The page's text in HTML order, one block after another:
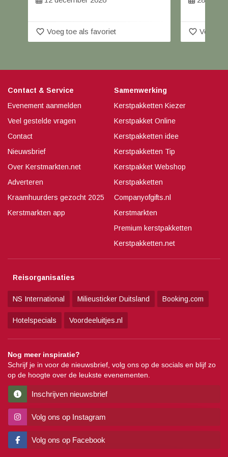
favorite_border Voeg toe als favoriet favorite_border Voeg
Contact & Service
Evenement aanmelden
Veel gestelde vragen
Contact
Nieuwsbrief
Over Kerstmarkten.net
Adverteren
Kraamhuurders gezocht 2025
Kerstmarkten app
Samenwerking
Kerstpakketten Kiezer
Kerstpakket Online
Kerstpakketten idee
Kerstpakketten Tip
Kerstpakket Webshop
Kerstpakketten
Companyofgifts.nl
Kerstmarkten
Premium kerstpakketten
Kerstpakketten.net
Reisorganisaties
NS International Milieusticker Duitsland Booking.com
Hotelspecials Voordeeluitjes.nl
Nog meer inspiratie?
Schrijf je in voor de nieuwsbrief, volg ons op de socials en blijf zo
op de hoogte over de leukste evenementen.
Inschrijven nieuwsbrief
Volg ons op Instagram
Volg ons op Facebook